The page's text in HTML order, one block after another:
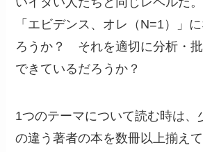
「エビデンス、オレ（N=1）」
ろうか？ それを適切に分析・
できているだろうか？
1つのテーマについて読む時は、
の違う著者の本を数冊以上揃え